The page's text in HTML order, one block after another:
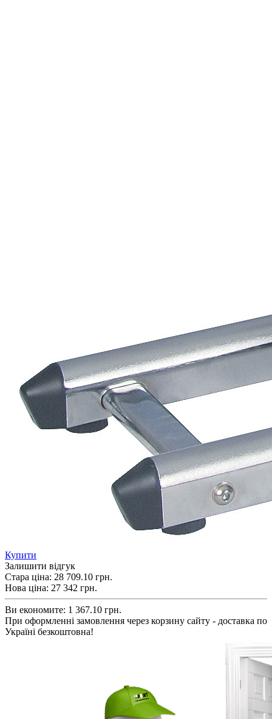
Купити
Залишити відгук
Стара ціна: 28 709.10 грн.
Нова ціна: 27 342 грн.
Ви економите: 1 367.10 грн.
При оформленні замовлення через корзину сайту - доставка по
Україні безкоштовна!